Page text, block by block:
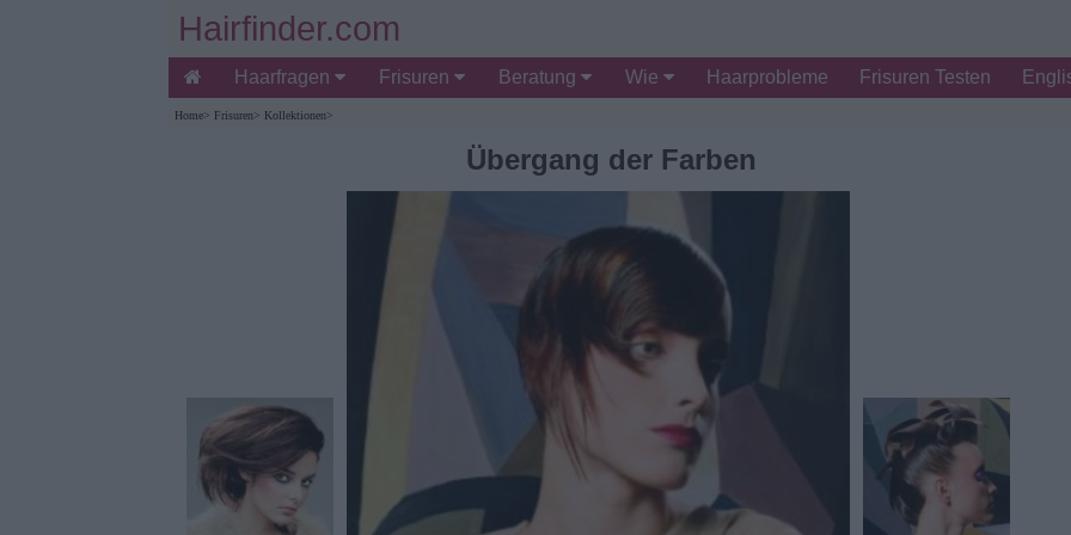
Hairfinder.com
Haarfragen Frisuren Beratung Wie Haarprobleme Frisuren Testen
Home> Frisuren> Kollektionen>
Übergang der Farben